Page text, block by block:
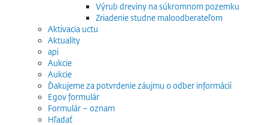
Výrub dreviny na súkromnom pozemku
Zriadenie studne maloodberateľom
Aktivacia uctu
Aktuality
api
Aukcie
Aukcie
Ďakujeme za potvrdenie záujmu o odber informácií
Egov formulár
Formulár – oznam
Hľadať